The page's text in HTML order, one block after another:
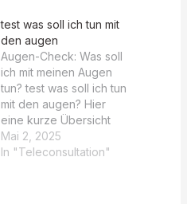
test was soll ich tun mit
den augen
Augen-Check: Was soll
ich mit meinen Augen
tun? test was soll ich tun
mit den augen? Hier
eine kurze Übersicht
Ihrer Angaben: Question
Answer Rauchen Sie
Mai 2, 2025
In "Teleconsultation"